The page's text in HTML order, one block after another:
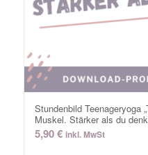
Stundenbild Teenageryoga
Muskel. Stärker als du
5,90€ inkl. MwSt